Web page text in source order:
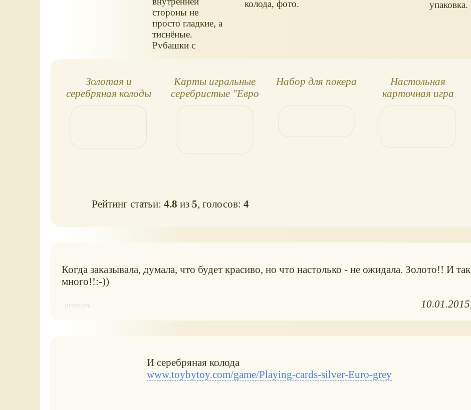
стороны не
просто гладкие, а
тиснёные.
Рубашки с
эффектом
голограммы.
колода, фото.
упаковка.
Золотая и
серебряная колоды
Карты игральные
серебристые "Евро
Набор для покера
Настольная
карточная игра
Рейтинг статьи:4.8 из5, голосов:4
Когда заказывала, думала, что будет красиво, но что настолько - не ожидала. Золото!! И так
много!!:-))
ответить 10.01.2015
И серебряная колода
www.toybytoy.com/game/Playing-cards-silver-Euro-grey